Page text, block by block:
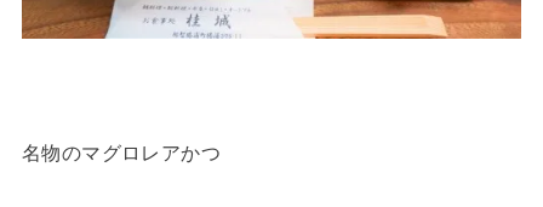
名物のマグロレアかつ